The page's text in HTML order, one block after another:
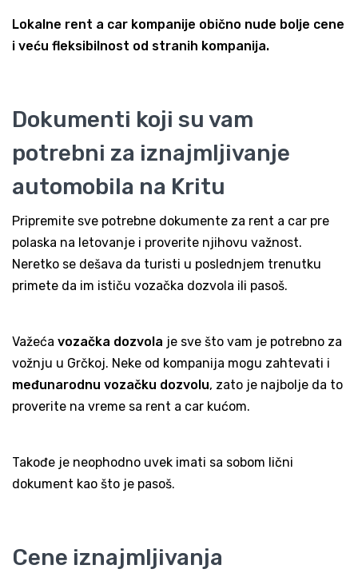
Lokalne rent a car kompanije obično nude bolje cene
i veću fleksibilnost od stranih kompanija.
Dokumenti koji su vam
potrebni za iznajmljivanje
automobila na Kritu
Pripremite sve potrebne dokumente za rent a car pre
polaska na letovanje i proverite njihovu važnost.
Neretko se dešava da turisti u poslednjem trenutku
primete da im ističu vozačka dozvola ili pasoš.
Važeća vozačka dozvola je sve što vam je potrebno za
vožnju u Grčkoj. Neke od kompanija mogu zahtevati i
međunarodnu vozačku dozvolu, zato je najbolje da to
proverite na vreme sa rent a car kućom.
Takođe je neophodno uvek imati sa sobom lični
dokument kao što je pasoš.
Cene iznajmljivanja